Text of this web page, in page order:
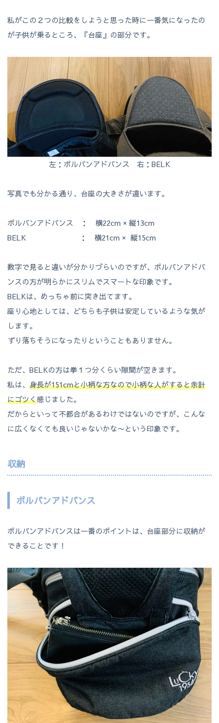
私がこの２つの比較をしようと思った時に一番気になったの
が子供が乗るところ、『台座』の部分です。
左：ポルバンアドバンス 右：BELK
写真でも分かる通り、台座の大きさが違います。
ポルバンアドバンス ： 横22cm × 縦13cm
BELK ： 横21cm × 縦15cm
数字で見ると違いが分かりづらいのですが、ポルバンアドバ
ンスの方が明らかにスリムでスマートな印象です。
BELKは、めっちゃ前に突き出てます。
座り心地としては、どちらも子供は安定しているような気が
します。
ずり落ちそうになったりということもありません。
ただ、BELKの方は拳１つ分くらい隙間が空きます。
私は、 身長が151cmと小柄な方なので小柄な人がすると余計
にゴツく感じました。
だからといって不都合があるわけではないのですが、こんな
に広くなくても良いじゃないかな〜という印象です。
収納
ポルバンアドバンス
ポルバンアドバンスは一番のポイントは、台座部分に収納が
できることです！